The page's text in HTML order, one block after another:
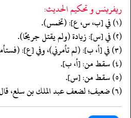
ريفرينس و تحكيم الحدیث:
(١) في [ب، س، ع]: (تخمس).
(٢) في [س]: زيادة (ولم يقتل جريحًا).
(٣) في [أ، ب]: (لم تأمرني)، وفي [ع]: (فستأمرها)، وفي [س]: (نستأمرها).
(٤) سقط من: [أ، ب].
(٥) سقط من: [س].
(٦) ضعيف؛ لضعف عبد الملك بن سلع، قال ابن حبان: "يخطئ".